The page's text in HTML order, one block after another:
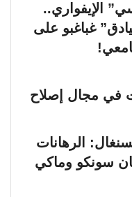
الإيفواري..
غباغبو على
في مجال إصلاح
الرهانات
سونكو وماكي